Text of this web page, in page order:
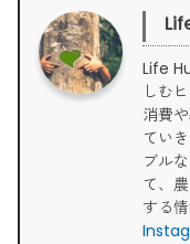
Life
しむ
消費
てい
ブル
て、
する